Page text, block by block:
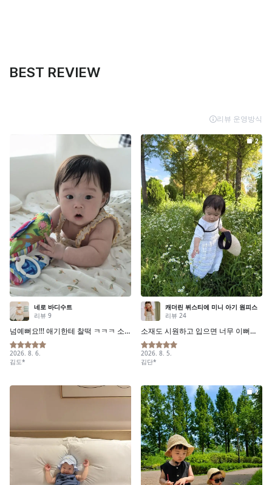
BEST REVIEW